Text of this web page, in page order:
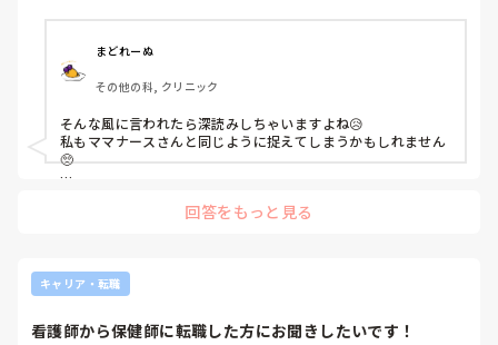
春に師長と面談した際、転職しないの？通勤距離あるけど大
丈夫？今後も働く予定？と聞いてきました。
師長はただ単に過去に通勤距離をネックに退職した人たちを
みているからといいますが…
そんなことわざわざ聞いてくるのって私に退職して欲しいと
思っているのでしょうか…
考えすぎなのか…
まどれーぬ
その他の科, クリニック
そんな風に言われたら深読みしちゃいますよね😥
私もママナースさんと同じように捉えてしまうかもしれません
🥺
師長さんの立場上、スタッフに辞められると人手不足で困ると
いうのもあると思いますが、師長さん自身の評価にも響いたり
回答をもっと見る
キャリア・転職
看護師から保健師に転職した方にお聞きしたいです！